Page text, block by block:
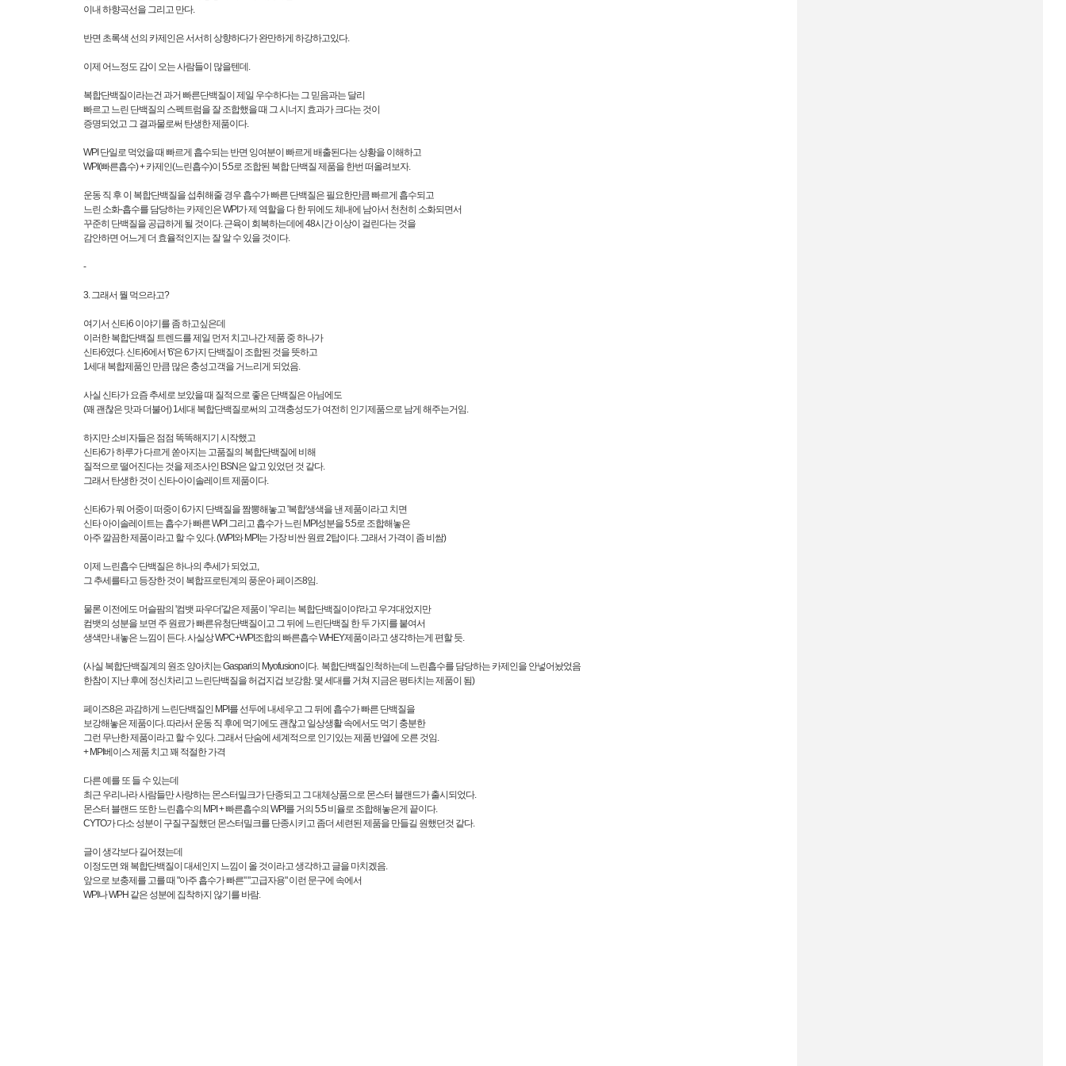
이내 하향곡선을 그리고 만다.
반면 초록색 선의 카제인은 서서히 상향하다가 완만하게 하강하고있다.
이제 어느정도 감이 오는 사람들이 많을텐데.
복합단백질이라는건 과거 빠른단백질이 제일 우수하다는 그 믿음과는 달리
빠르고 느린 단백질의 스펙트럼을 잘 조합했을 때 그 시너지 효과가 크다는 것이
증명되었고 그 결과물로써 탄생한 제품이다.
WPI 단일로 먹었을 때 빠르게 흡수되는 반면 잉여분이 빠르게 배출된다는 상황을 이해하고
WPI(빠른흡수) + 카제인(느린흡수)이 5:5로 조합된 복합 단백질 제품을 한번 떠올려보자.
운동 직 후 이 복합단백질을 섭취해줄 경우 흡수가 빠른 단백질은 필요한만큼 빠르게 흡수되고
느린 소화-흡수를 담당하는 카제인은 WPI가 제 역할을 다 한 뒤에도 체내에 남아서 천천히 소화되면서
꾸준히 단백질을 공급하게 될 것이다. 근육이 회복하는데에 48시간 이상이 걸린다는 것을
감안하면 어느게 더 효율적인지는 잘 알 수 있을 것이다.
-
3. 그래서 뭘 먹으라고?
여기서 신타6 이야기를 좀 하고싶은데
이러한 복합단백질 트렌드를 제일 먼저 치고나간 제품 중 하나가
신타6였다. 신타6에서 '6'은 6가지 단백질이 조합된 것을 뜻하고
1세대 복합제품인 만큼 많은 충성고객을 거느리게 되었음.
사실 신타가 요즘 추세로 보았을 때 질적으로 좋은 단백질은 아님에도
(꽤 괜찮은 맛과 더불어) 1세대 복합단백질로써의 고객충성도가 여전히 인기제품으로 남게 해주는거임.
하지만 소비자들은 점점 똑똑해지기 시작했고
신타6가 하루가 다르게 쏟아지는 고품질의 복합단백질에 비해
질적으로 떨어진다는 것을 제조사인 BSN은 알고 있었던 것 같다.
그래서 탄생한 것이 신타-아이솔레이트 제품이다.
신타6가 뭐 어중이 떠중이 6가지 단백질을 짬뽕해놓고 '복합'생색을 낸 제품이라고 치면
신타 아이솔레이트는 흡수가 빠른 WPI 그리고 흡수가 느린 MPI성분을 5:5로 조합해놓은
아주 깔끔한 제품이라고 할 수 있다. (WPI와 MPI는 가장 비싼 원료 2탑이다. 그래서 가격이 좀 비쌈)
이제 느린흡수 단백질은 하나의 추세가 되었고,
그 추세를타고 등장한 것이 복합프로틴계의 풍운아 페이즈8임.
물론 이전에도 머슬팜의 '컴뱃 파우더'같은 제품이 '우리는 복합단백질이야'라고 우겨대었지만
컴뱃의 성분을 보면 주 원료가 빠른유청단백질이고 그 뒤에 느린단백질 한 두 가지를 붙여서
생색만 내놓은 느낌이 든다. 사실상 WPC+WPI조합의 빠른흡수 WHEY제품이라고 생각하는게 편할 듯.
(사실 복합단백질계의 원조 양아치는 Gaspari의 Myofusion이다. 복합단백질인척하는데 느린흡수를 담당하는 카제인을 안넣어놨었음
한참이 지난 후에 정신차리고 느린단백질을 허겁지겁 보강함. 몇 세대를 거쳐 지금은 평타치는 제품이 됨)
페이즈8은 과감하게 느린단백질인 MPI를 선두에 내세우고 그 뒤에 흡수가 빠른 단백질을
보강해놓은 제품이다. 따라서 운동 직 후에 먹기에도 괜찮고 일상생활 속에서도 먹기 충분한
그런 무난한 제품이라고 할 수 있다. 그래서 단숨에 세계적으로 인기있는 제품 반열에 오른 것임.
+ MPI베이스 제품 치고 꽤 적절한 가격
다른 예를 또 들 수 있는데
최근 우리나라 사람들만 사랑하는 몬스터밀크가 단종되고 그 대체상품으로 몬스터 블랜드가 출시되었다.
몬스터 블랜드 또한 느린흡수의 MPI + 빠른흡수의 WPI를 거의 5:5 비율로 조합해놓은게 끝이다.
CYTO가 다소 성분이 구질구질했던 몬스터밀크를 단종시키고 좀더 세련된 제품을 만들길 원했던것 같다.
글이 생각보다 길어졌는데
이정도면 왜 복합단백질이 대세인지 느낌이 올 것이라고 생각하고 글을 마치겠음.
앞으로 보충제를 고를 때 "아주 흡수가 빠른" "고급자용" 이런 문구에 속에서
WPI나 WPH 같은 성분에 집착하지 않기를 바람.